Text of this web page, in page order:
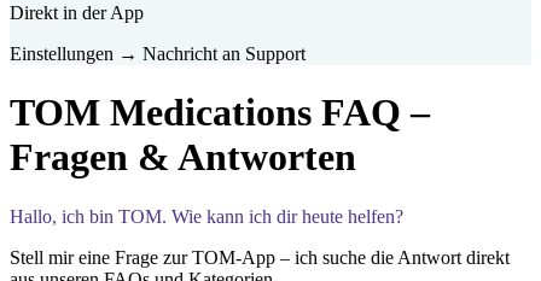
Direkt in der App
Einstellungen → Nachricht an Support
TOM Medications FAQ –
Fragen & Antworten
Hallo, ich bin TOM. Wie kann ich dir heute helfen?
Stell mir eine Frage zur TOM-App – ich suche die Antwort direkt